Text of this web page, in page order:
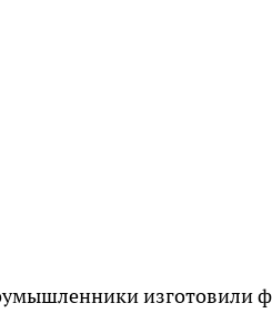
изготовили